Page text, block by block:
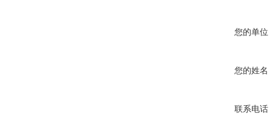
您的单位
您的姓名
联系电话